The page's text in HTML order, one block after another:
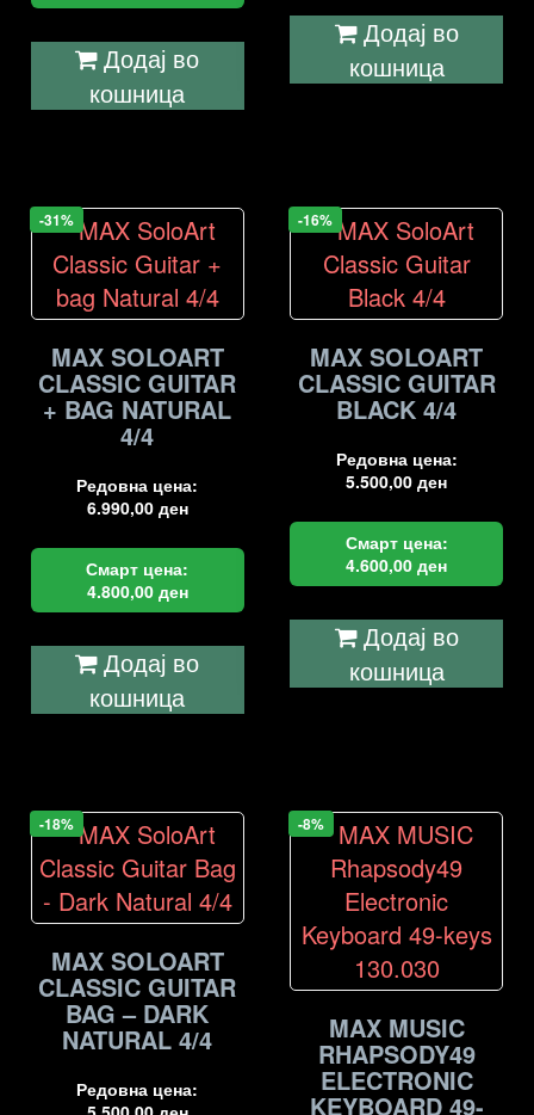
Додај во
кошница
Додај во
кошница
-31%
MAX SOLOART
CLASSIC GUITAR
+ BAG NATURAL
4/4
Редовна цена:
6.990,00 ден
Смарт цена:
4.800,00 ден
Додај во
кошница
-16%
MAX SOLOART
CLASSIC GUITAR
BLACK 4/4
Редовна цена:
5.500,00ден
Смарт цена:
4.600,00ден
Додај во
кошница
-18%
MAX SOLOART
CLASSIC GUITAR
BAG – DARK
NATURAL 4/4
Редовна цена:
-8%
MAX MUSIC
RHAPSODY49
ELECTRONIC
KEYBOARD 49-